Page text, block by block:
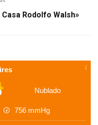
Rodolfo Walsh»
Nublado
756 mmHg